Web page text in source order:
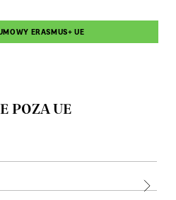
ERASMUS+ UE
POZA UE